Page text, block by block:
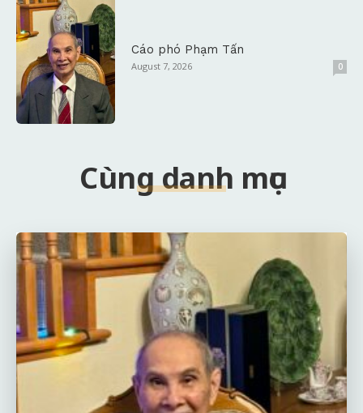
Cáo phó Phạm Tấn
August 7, 2026 0
Cùng danh mục